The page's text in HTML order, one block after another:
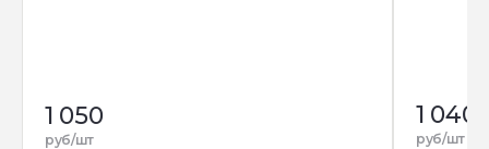
1 050
руб/шт
1 040
руб/шт